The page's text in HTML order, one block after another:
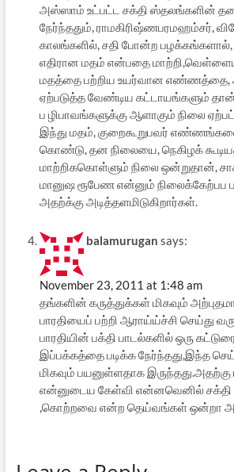
அஸ்ஸாம் உட்பட்ட சக்தி ஸ்தலங்களின்
நேர்ந்ததும், ராமகிரிஷ்ணபரமஹம்சர்,
காலங்களில், சதி போன்ற
எதிரான மதம் என்பதை
மதத்தை பற்றிய உயர்வான எண்ணத்தை,
ஏற்படுத்த வேண்டிய கட்டாயங்களும்
ப ழிபாவங்களுக்கு ஆளாகும் நிலை
இந்து மதம், குறைகூறுபவர்
கொண்டு, தன நிலையை, நெகிழக்
மாற்றிககொள்ளும் நிலை ஒன்றுதான்,
மானுஷ ரூபேண என்னும் நிலைக்கேற்பப
அதற்க்கு அடித்தளமிடுகிறார்கள்.
balamurugan says:
November 23, 2011 at 1:48 am
தங்களின் கருத்துக்கள் மிகவும்
பாரதியைப் பற்றி ஆராய்ய்ச்சி செய்து
பாரதியின் பக்தி பாடல்களில் ஒரு
இப்பக்கத்தை படிக்க நேர்ந்தது,இந்த
மிகவும் பயனுள்ளதாக இருந்தது.அதற்கு
என்னுடைய கேள்வி என்னவெனில் சக்தி
,கொற்றவை என்ற தெய்வங்கள் ஒன்றா